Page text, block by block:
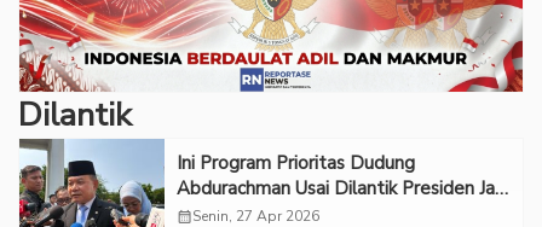
Dilantik
Ini Program Prioritas Dudung
Abdurachman Usai Dilantik Presiden Jadi
Kepala KSP
calendar_monthSenin, 27 Apr 2026